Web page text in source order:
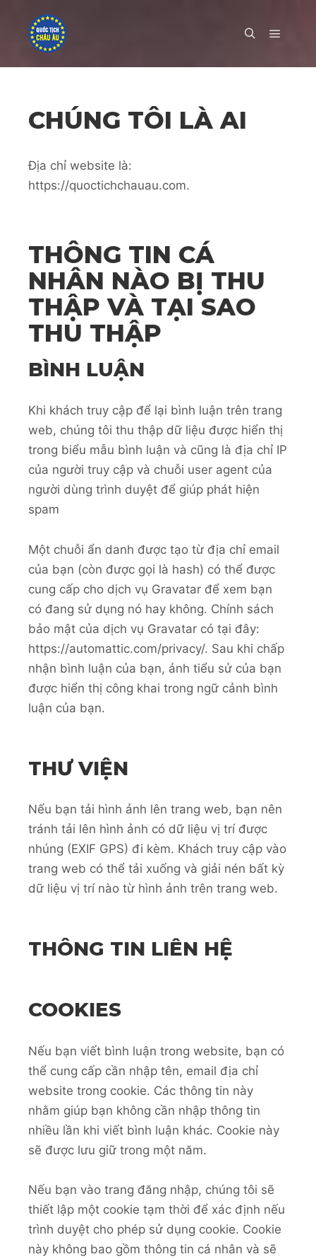
CHÚNG TÔI LÀ AI
Địa chỉ website là:
https://quoctichchauau.com.
THÔNG TIN CÁ
NHÂN NÀO BỊ THU
THẬP VÀ TẠI SAO
THU THẬP
BÌNH LUẬN
Khi khách truy cập để lại bình luận trên trang
web, chúng tôi thu thập dữ liệu được hiển thị
trong biểu mẫu bình luận và cũng là địa chỉ IP
của người truy cập và chuỗi user agent của
người dùng trình duyệt để giúp phát hiện
spam
Một chuỗi ẩn danh được tạo từ địa chỉ email
của bạn (còn được gọi là hash) có thể được
cung cấp cho dịch vụ Gravatar để xem bạn
có đang sử dụng nó hay không. Chính sách
bảo mật của dịch vụ Gravatar có tại đây:
https://automattic.com/privacy/. Sau khi chấp
nhận bình luận của bạn, ảnh tiểu sử của bạn
được hiển thị công khai trong ngữ cảnh bình
luận của bạn.
THƯ VIỆN
Nếu bạn tải hình ảnh lên trang web, bạn nên
tránh tải lên hình ảnh có dữ liệu vị trí được
nhúng (EXIF GPS) đi kèm. Khách truy cập vào
trang web có thể tải xuống và giải nén bất kỳ
dữ liệu vị trí nào từ hình ảnh trên trang web.
THÔNG TIN LIÊN HỆ
COOKIES
Nếu bạn viết bình luận trong website, bạn có
thể cung cấp cần nhập tên, email địa chỉ
website trong cookie. Các thông tin này
nhằm giúp bạn không cần nhập thông tin
nhiều lần khi viết bình luận khác. Cookie này
sẽ được lưu giữ trong một năm.
Nếu bạn vào trang đăng nhập, chúng tôi sẽ
thiết lập một cookie tạm thời để xác định nếu
trình duyệt cho phép sử dụng cookie. Cookie
này không bao gồm thông tin cá nhân và sẽ